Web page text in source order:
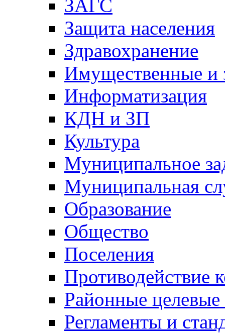
ЗАГС
Защита населения
Здравохранение
Имущественные и
Информатизация
КДН и ЗП
Культура
Муниципальное
Муниципальная
Образование
Общество
Поселения
Противодействие
Районные
Регламенты и